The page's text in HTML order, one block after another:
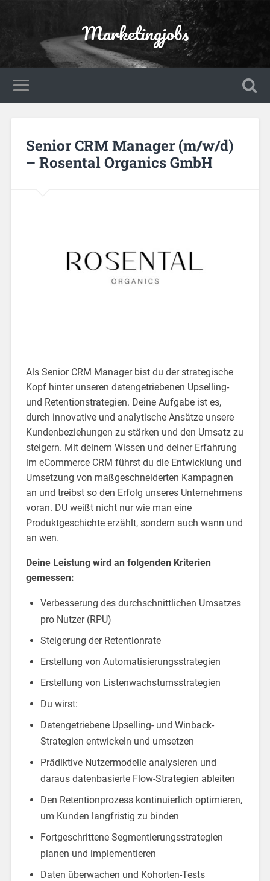
Marketingjobs
Senior CRM Manager (m/w/d)
– Rosental Organics GmbH
Als Senior CRM Manager bist du der strategische
Kopf hinter unseren datengetriebenen Upselling-
und Retentionstrategien. Deine Aufgabe ist es,
durch innovative und analytische Ansätze unsere
Kundenbeziehungen zu stärken und den Umsatz zu
steigern. Mit deinem Wissen und deiner Erfahrung
im eCommerce CRM führst du die Entwicklung und
Umsetzung von maßgeschneiderten Kampagnen
an und treibst so den Erfolg unseres Unternehmens
voran. DU weißt nicht nur wie man eine
Produktgeschichte erzählt, sondern auch wann und
an wen.
Deine Leistung wird an folgenden Kriterien
gemessen:
Verbesserung des durchschnittlichen Umsatzes
pro Nutzer (RPU)
Steigerung der Retentionrate
Erstellung von Automatisierungsstrategien
Erstellung von Listenwachstumsstrategien
Du wirst:
Datengetriebene Upselling- und Winback-
Strategien entwickeln und umsetzen
Prädiktive Nutzermodelle analysieren und
daraus datenbasierte Flow-Strategien ableiten
Den Retentionprozess kontinuierlich optimieren,
um Kunden langfristig zu binden
Fortgeschrittene Segmentierungsstrategien
planen und implementieren
Daten überwachen und Kohorten-Tests